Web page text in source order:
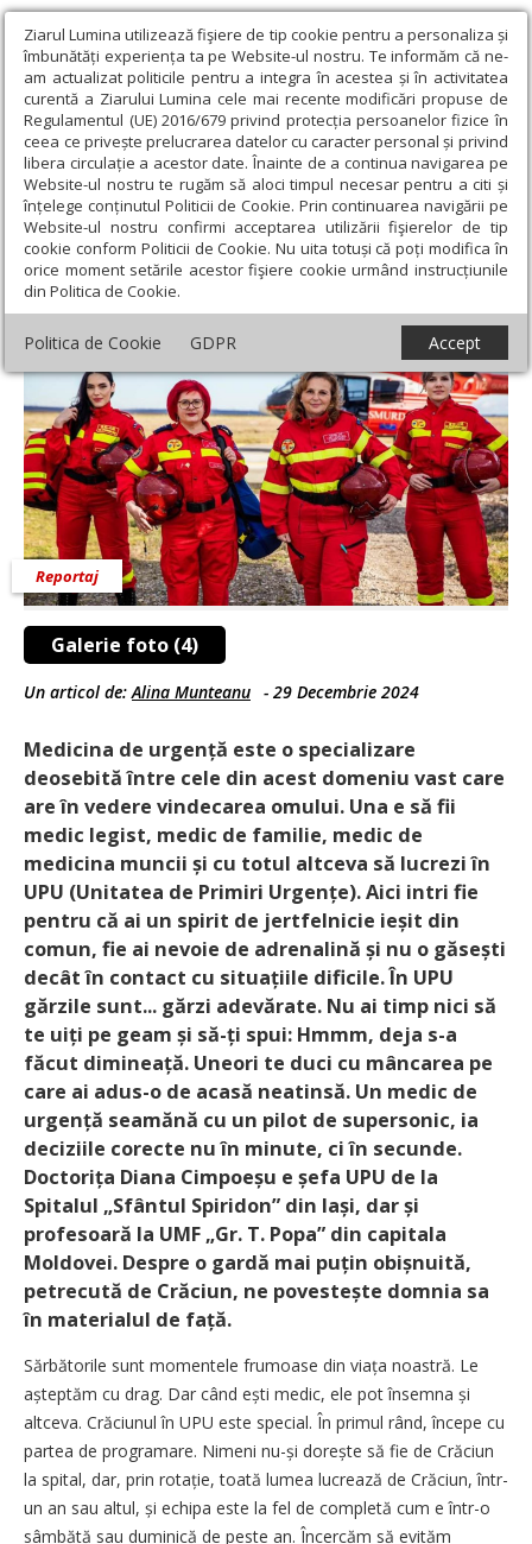
Ziarul Lumina utilizează fişiere de tip cookie pentru a personaliza și
îmbunătăți experiența ta pe Website-ul nostru. Te informăm că ne-
am actualizat politicile pentru a integra în acestea și în activitatea
curentă a Ziarului Lumina cele mai recente modificări propuse de
Regulamentul (UE) 2016/679 privind protecția persoanelor fizice în
ceea ce privește prelucrarea datelor cu caracter personal și privind
libera circulație a acestor date. Înainte de a continua navigarea pe
Website-ul nostru te rugăm să aloci timpul necesar pentru a citi și
înțelege conținutul Politicii de Cookie. Prin continuarea navigării pe
Website-ul nostru confirmi acceptarea utilizării fişierelor de tip
cookie conform Politicii de Cookie. Nu uita totuși că poți modifica în
orice moment setările acestor fişiere cookie urmând instrucțiunile
din Politica de Cookie.
Politica de Cookie GDPR Accept
Ziarul Lumina › Societate › Reportaj › O gardă de Crăciun la
Urgențe
O gardă de Crăciun la Urgențe
Galerie foto (4)
Reportaj
Un articol de:Alina Munteanu - 29 Decembrie 2024
Medicina de urgență este o specializare
deosebită între cele din acest domeniu vast care
are în vedere vindecarea omului. Una e să fii
medic legist, medic de familie, medic de
medicina muncii și cu totul altceva să lucrezi în
UPU (Unitatea de Primiri Urgențe). Aici intri fie
pentru că ai un spirit de jertfelnicie ieșit din
comun, fie ai nevoie de adrenalină și nu o găsești
decât în contact cu situațiile dificile. În UPU
gărzile sunt... gărzi adevărate. Nu ai timp nici să
te uiți pe geam și să-ți spui: Hmmm, deja s-a
făcut dimineață. Uneori te duci cu mâncarea pe
care ai adus-o de acasă neatinsă. Un medic de
urgență seamănă cu un pilot de supersonic, ia
deciziile corecte nu în minute, ci în secunde.
Doctorița Diana Cimpoeșu e șefa UPU de la
Spitalul „Sfântul Spiridon” din Iași, dar și
profesoară la UMF „Gr. T. Popa” din capitala
Moldovei. Despre o gardă mai puțin obișnuită,
petrecută de Crăciun, ne povestește domnia sa
în materialul de față.
Sărbătorile sunt momentele frumoase din viața noastră. Le
așteptăm cu drag. Dar când ești medic, ele pot însemna și
altceva. Crăciunul în UPU este special. În primul rând, începe cu
partea de programare. Nimeni nu-și dorește să fie de Crăciun
la spital, dar, prin rotație, toată lumea lucrează de Crăciun, într-
un an sau altul, și echipa este la fel de completă cum e într-o
sâmbătă sau duminică de peste an. Încercăm să evităm